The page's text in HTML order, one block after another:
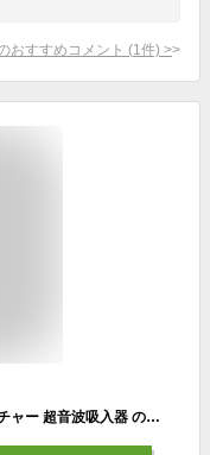
おすすめコメント (1 件) >
【吸入器ランキング1位獲得！】のどモイスチャー 超音波吸入器 のどケア のどの不快感 風邪対策 インフルエンザ対策 ウイルス対策 携帯型吸入器 のどのイガイガ対 超音波ミスト噴霧 吸入器